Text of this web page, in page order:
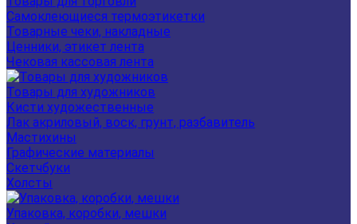
Самоклеющиеся термоэтикетки
Товарные чеки, накладные
Ценники, этикет лента
Чековая кассовая лента
Товары для художников
Кисти художественные
Лак акриловый, воск, грунт, разбавитель
Мастихины
Графические материалы
Скетчбуки
Холсты
Упаковка, коробки, мешки